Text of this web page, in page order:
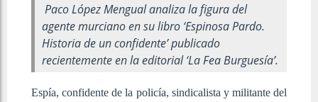
Paco López Mengual analiza la figura del
agente murciano en su libro ‘Espinosa Pardo.
Historia de un confidente’ publicado
recientemente en la editorial ‘La Fea Burguesía’.
Espía, confidente de la policía, sindicalista y militante del